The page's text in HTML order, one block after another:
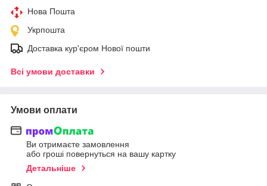
Нова Пошта
Укрпошта
Доставка кур'єром Нової пошти
Всі умови доставки
Умови оплати
Ви отримаєте замовлення
або гроші повернуться на вашу картку
Детальніше